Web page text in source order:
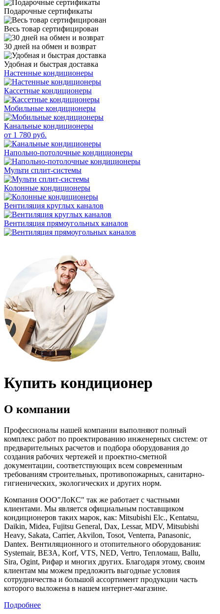
Подарочные сертификаты
Весь товар сертифицирован
30 дней на обмен и возврат
Удобная и быстрая доставка
Настенные кондиционеры
Кассетные кондиционеры
Мобильные кондиционеры
Канальные кондиционеры
от 1 780 руб.
Напольно-потолочные кондиционеры
Мульти сплит-системы
Колонные кондиционеры
Вентиляция круглых каналов
Вентиляция прямоугольных каналов
Купить кондиционер
О компании
Профессионалы нашей компании выполняют полный
комплекс работ по проектированию инженерных систем: от
предварительных расчетов и подбора оборудования до
создания рабочих чертежей и проектно-сметной
документации, соответствующих всем современным
требованиям строительных, противопожарных, санитарно-
гигиенических, экологических и других норм.
Компания ООО"ЛоКС" так же работает с частными
клиентами. Мы является официальным поставщиком
кондиционеров таких марок, как: Mitsubishi Elc., Kentatsu,
Daikin, Midea, Fujitsu General, Dax, Lessar, MDV, Mitsubishi
Heavy, Sakata, Carrier, Akvilon, Tosot, Venterra, Panasonic,
Dantex. Вентиляционного и отопительного оборудования:
Systemair, ВЕЗА, Korf, VTS, NED, Vertro, Тепломаш, Ballu,
Sira, Ogint, Рифар и многих других. Благодаря этому, своим
клиентам мы можем предложить выгодные условия
сотрудничества и большой ассортимент продукции часть
которого выложена в нашем интернет-магазине.
Подробнее